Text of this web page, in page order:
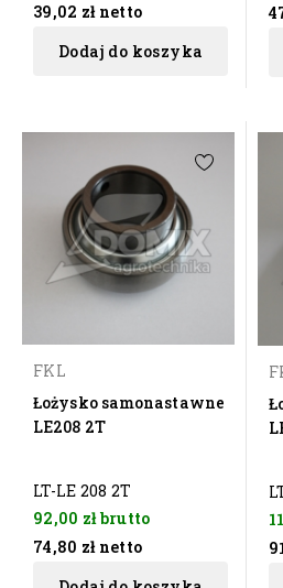
39,02 zł netto
Dodaj do koszyka
FKL
Łożysko samonastawne
LE208 2T
LT-LE 208 2T
92,00 złbrutto
74,80 zł netto